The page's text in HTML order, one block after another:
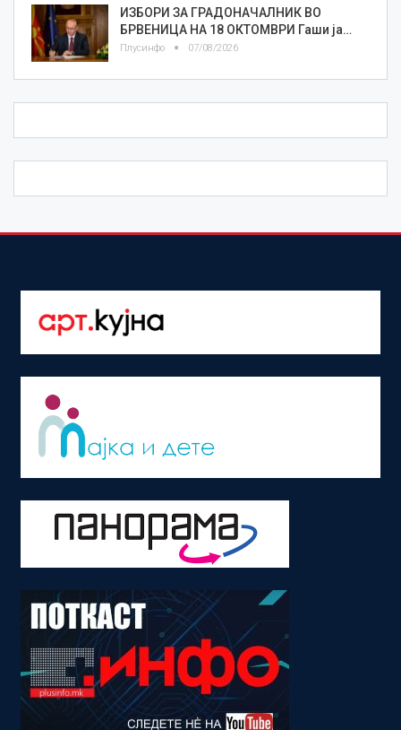
ИЗБОРИ ЗА ГРАДОНАЧАЛНИК ВО
БРВЕНИЦА НА 18 ОКТОМВРИ Гаши ја…
Плусинфо 07/08/2026